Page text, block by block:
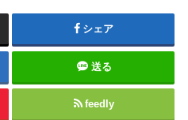
シェア
送る
feedly